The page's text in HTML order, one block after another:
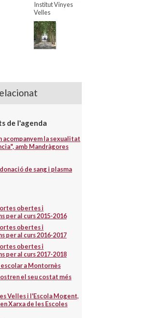
Institut Vinyes
Velles
de l'agenda
acompanyem la sexualitat
amb Mandràgores
de sang i plasma
obertes i
per al curs 2015-2016
obertes i
per al curs 2016-2017
obertes i
per al curs 2017-2018
a Montornès
el seu costat més
Velles i l'Escola Mogent,
Xarxa de les Escoles